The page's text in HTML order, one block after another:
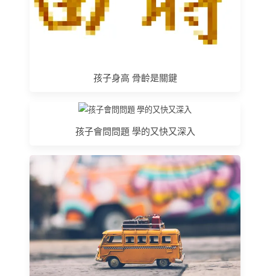
孩子身高 骨齡是關鍵
孩子會問問題 學的又快又深入